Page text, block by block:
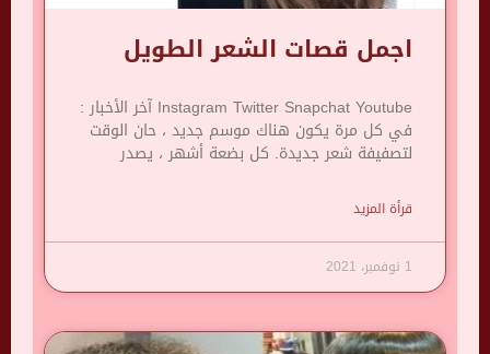
اجمل قصات الشعر الطويل
Instagram Twitter Snapchat Youtube آخر الأخبار :
في كل مرة يكون هناك موسم جديد ، حان الوقت
لتصفيفة شعر جديدة. كل بضعة أشهر ، يصدر
قرأة المزيد
1 نوفمبر، 2021